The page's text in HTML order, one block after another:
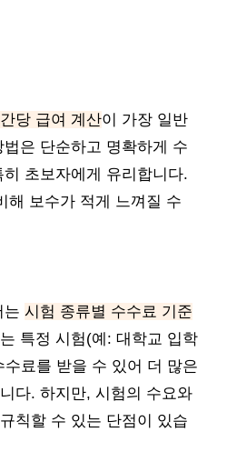
당 급여 계산이 가장 일반
은 단순하고 명확하게 수
초보자에게 유리합니다.
해 보수가 적게 느껴질 수
는 시험 종류별 수수료 기준
특정 시험(예: 대학교 입학
료를 받을 수 있어 더 많은
다. 하지만, 시험의 수요와
칙할 수 있는 단점이 있습